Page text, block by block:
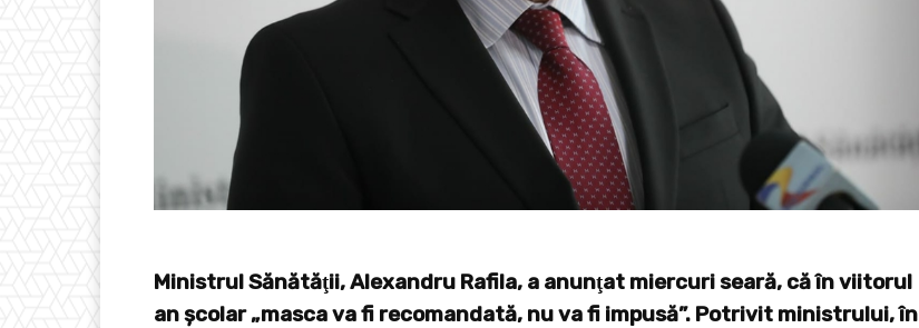
Ministrul Sănătăţii, Alexandru Rafila, a anunţat miercuri seară, că în viitorul
an şcolar „masca va fi recomandată, nu va fi impusă”. Potrivit ministrului, în